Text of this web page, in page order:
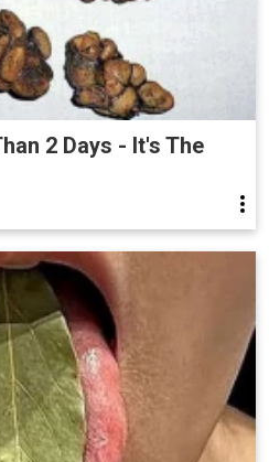
2 Days - It's The